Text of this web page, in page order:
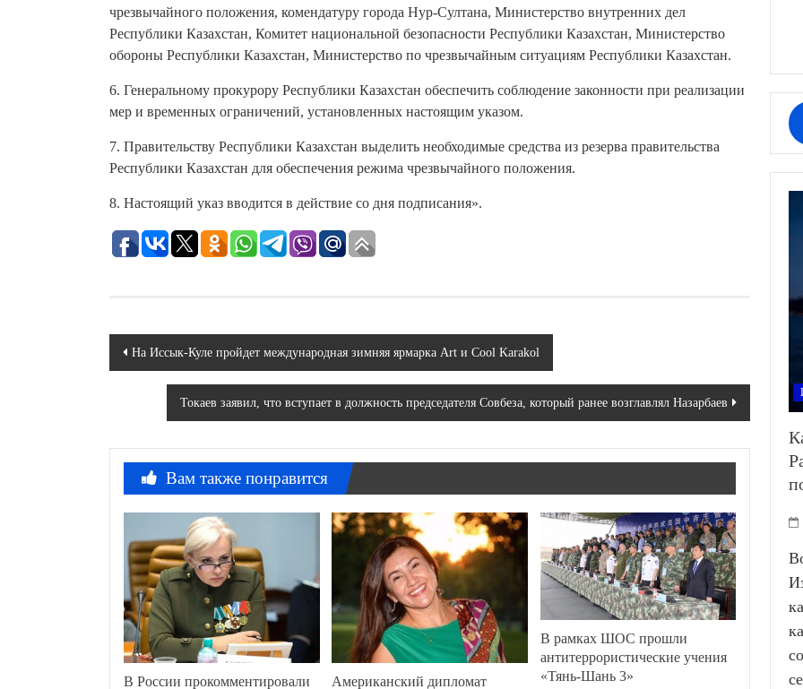
чрезвычайного положения, комендатуру города Нур-Султана, Министерство внутренних дел
Республики Казахстан, Комитет национальной безопасности Республики Казахстан, Министерство
обороны Республики Казахстан, Министерство по чрезвычайным ситуациям Республики Казахстан.
6. Генеральному прокурору Республики Казахстан обеспечить соблюдение законности при реализации
мер и временных ограничений, установленных настоящим указом.
7. Правительству Республики Казахстан выделить необходимые средства из резерва правительства
Республики Казахстан для обеспечения режима чрезвычайного положения.
8. Настоящий указ вводится в действие со дня подписания».
Навигация
записям
На Иссык-Куле пройдет международная зимняя ярмарка Art и Cool Karakol
Токаев заявил, что вступает в должность председателя Совбеза, который ранее возглавлял Назарбаев
Вам также понравится
В России прокомментировали
Американский дипломат
В рамках ШОС прошли
антитеррористические учения
«Тянь-Шань 3»